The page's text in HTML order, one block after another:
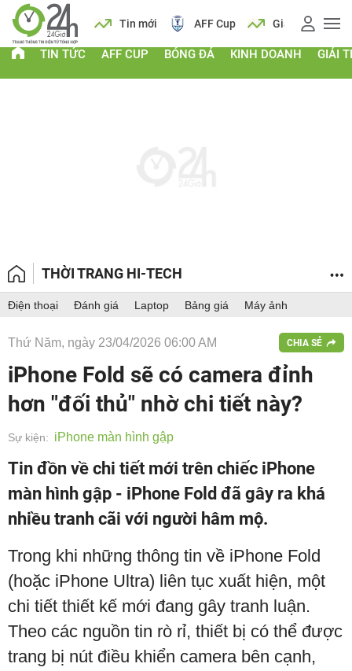
Lịch Tin mới AFF Cup Giá vàng
TIN TỨC AFF CUP BÓNG ĐÁ KINH DOANH GIẢI
THỜI TRANG HI-TECH
Điện thoại Đánh giá Laptop Bảng giá Máy ảnh
Thứ Năm, ngày 23/04/2026 06:00 AM CHIA SẺ
iPhone Fold sẽ có camera đỉnh
hơn "đối thủ" nhờ chi tiết này?
Sự kiện: iPhone màn hình gập
Tin đồn về chi tiết mới trên chiếc iPhone
màn hình gập - iPhone Fold đã gây ra khá
nhiều tranh cãi với người hâm mộ.
Trong khi những thông tin về iPhone Fold
(hoặc iPhone Ultra) liên tục xuất hiện, một
chi tiết thiết kế mới đang gây tranh luận.
Theo các nguồn tin rò rỉ, thiết bị có thể được
trang bị nút điều khiển camera bên cạnh,